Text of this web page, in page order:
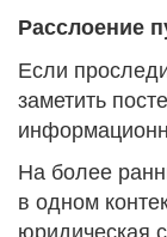
Расслоение
Если
заметить
На более
в одном
юридическая